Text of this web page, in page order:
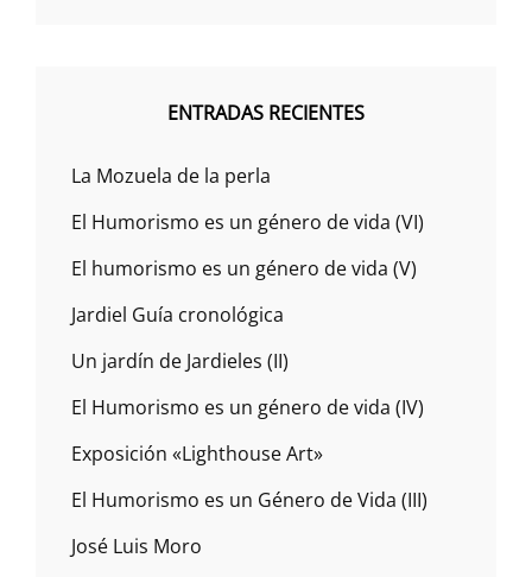
ENTRADAS RECIENTES
La Mozuela de la perla
El Humorismo es un género de vida (VI)
El humorismo es un género de vida (V)
Jardiel Guía cronológica
Un jardín de Jardieles (II)
El Humorismo es un género de vida (IV)
Exposición «Lighthouse Art»
El Humorismo es un Género de Vida (III)
José Luis Moro